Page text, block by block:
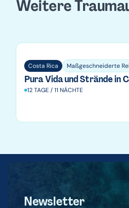
Weitere
Costa
Costa Rica Maßgeschneiderte
Pura Vida und Strände in
12 TAGE / 11 NÄCHTE
Newsletter